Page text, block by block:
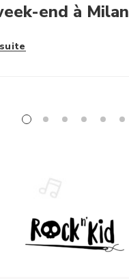
end à Milan